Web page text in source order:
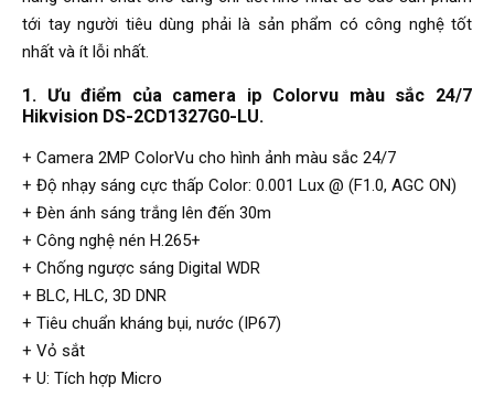
tới tay người tiêu dùng phải là sản phẩm có công nghệ tốt
nhất và ít lỗi nhất.
1. Ưu điểm của camera ip Colorvu màu sắc 24/7
Hikvision DS-2CD1327G0-LU.
+ Camera 2MP ColorVu cho hình ảnh màu sắc 24/7
+ Độ nhạy sáng cực thấp Color: 0.001 Lux @ (F1.0, AGC ON)
+ Đèn ánh sáng trắng lên đến 30m
+ Công nghệ nén H.265+
+ Chống ngược sáng Digital WDR
+ BLC, HLC, 3D DNR
+ Tiêu chuẩn kháng bụi, nước (IP67)
+ Vỏ sắt
+ U: Tích hợp Micro